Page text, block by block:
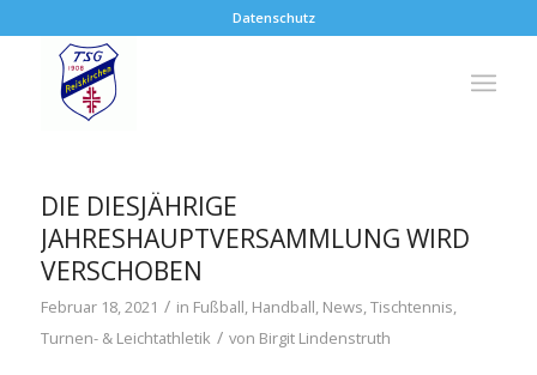
Datenschutz
DIE DIESJÄHRIGE
JAHRESHAUPTVERSAMMLUNG WIRD
VERSCHOBEN
Februar 18, 2021 / in Fußball, Handball, News,Tischtennis,
Turnen- & Leichtathletik / von Birgit Lindenstruth